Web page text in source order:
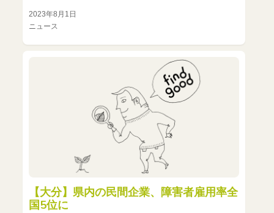
2023年8月1日
ニュース
【大分】県内の民間企業、障害者雇用率全
国5位に